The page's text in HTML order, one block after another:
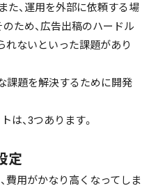
た、運用を外部に依頼する場
ため、広告出稿のハードル
れないといった課題があり
課題を解決するために開発
は、3つあります。
定
費用がかなり高くなってしま